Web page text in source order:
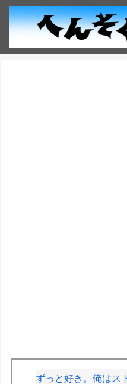
ずっと好き。俺はス